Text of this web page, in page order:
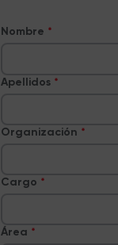
Nombre
Apellidos
Organización
Cargo
Área